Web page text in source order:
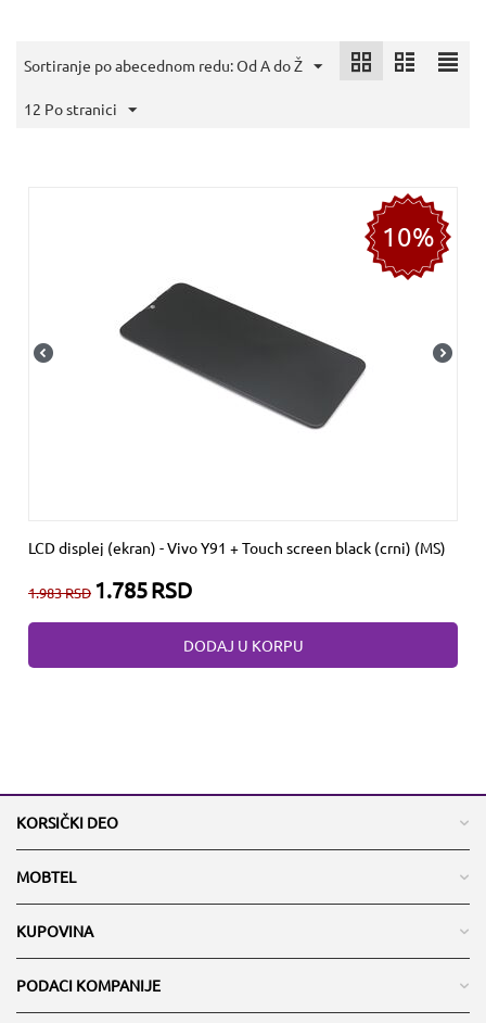
Sortiranje po abecednom redu: Od A do Ž
12 Po stranici
10%
LCD displej (ekran) - Vivo Y91 + Touch screen black (crni) (MS)
1.983RSD 1.785RSD
DODAJ U KORPU
KORSIČKI DEO
MOBTEL
KUPOVINA
PODACI KOMPANIJE